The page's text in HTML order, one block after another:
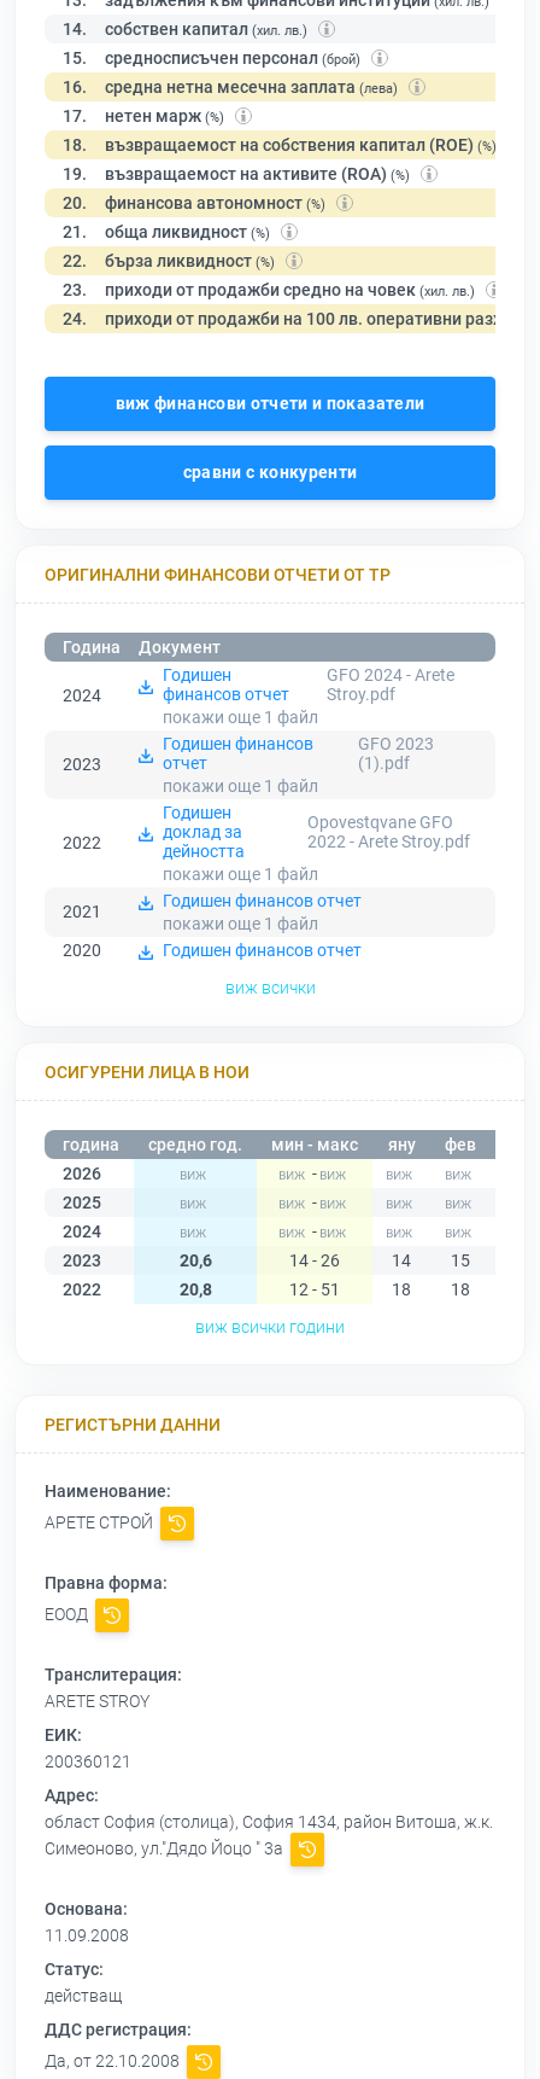
14. собствен капитал (хил. лв.)
15. средносписъчен персонал (брой)
16. средна нетна месечна заплата (лева)
17. нетен марж (%)
18. възвращаемост на собствения капитал (ROE) (%)
19. възвращаемост на активите (ROA) (%)
20. финансова автономност (%)
21. обща ликвидност (%)
22. бърза ликвидност (%)
23. приходи от продажби средно на човек (хил. лв.)
24. приходи от продажби на 100 лв. оперативни разходи
виж финансови отчети и показатели
сравни с конкуренти
ОРИГИНАЛНИ ФИНАНСОВИ ОТЧЕТИ ОТ ТР
Година Документ
2024
Годишен
финансов отчет
GFO 2024 - Arete
Stroy.pdf
покажи още 1 файл
2023
Годишен финансов
отчет
GFO 2023
(1).pdf
покажи още 1 файл
2022
Годишен
доклад за
дейността
Opovestqvane GFO
2022 - Arete Stroy.pdf
покажи още 1 файл
2021
Годишен финансов отчет
покажи още 1 файл
2020
Годишен финансов отчет
виж всички
ОСИГУРЕНИ ЛИЦА В НОИ
година средно год. мин - макс яну фев
2026
-
2025
-
2024
-
2023
20,6 14 - 26 14 15
2022
20,8 12 - 51 18 18
виж всички години
РЕГИСТЪРНИ ДАННИ
Наименование:
АРЕТЕ СТРОЙ
Правна форма:
ЕООД
Транслитерация:
ARETE STROY
ЕИК:
200360121
Адрес:
област София (столица), София 1434, район Витоша, ж.к.
Симеоново, ул."Дядо Йоцо " 3а
Основана:
11.09.2008
Статус:
действащ
ДДС регистрация:
Да, от 22.10.2008